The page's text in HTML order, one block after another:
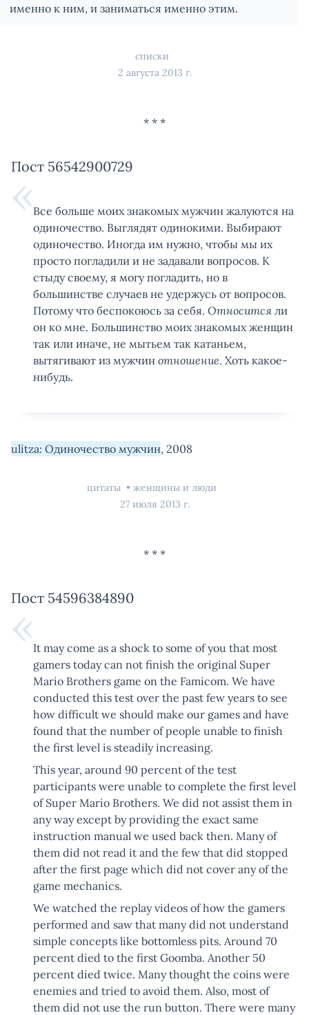
именно к ним, и заниматься именно этим.
списки
2 августа 2013 г.
Пост 56542900729
Все больше моих знакомых мужчин жалуются на
одиночество. Выглядят одинокими. Выбирают
одиночество. Иногда им нужно, чтобы мы их
просто погладили и не задавали вопросов. К
стыду своему, я могу погладить, но в
большинстве случаев не удержусь от вопросов.
Потому что беспокоюсь за себя. Относится ли
он ко мне. Большинство моих знакомых женщин
так или иначе, не мытьем так катаньем,
вытягивают из мужчин отношение. Хоть какое-
нибудь.
ulitza: Одиночество мужчин, 2008
цитаты
женщины и люди
27 июля 2013 г.
Пост 54596384890
It may come as a shock to some of you that most
gamers today can not finish the original Super
Mario Brothers game on the Famicom. We have
conducted this test over the past few years to see
how difficult we should make our games and have
found that the number of people unable to finish
the first level is steadily increasing.
This year, around 90 percent of the test
participants were unable to complete the first level
of Super Mario Brothers. We did not assist them in
any way except by providing the exact same
instruction manual we used back then. Many of
them did not read it and the few that did stopped
after the first page which did not cover any of the
game mechanics.
We watched the replay videos of how the gamers
performed and saw that many did not understand
simple concepts like bottomless pits. Around 70
percent died to the first Goomba. Another 50
percent died twice. Many thought the coins were
enemies and tried to avoid them. Also, most of
them did not use the run button. There were many